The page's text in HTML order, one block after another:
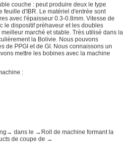
couche : peut produire deux le type
feuille d'IBR. Le matériel d'entrée sont
avec l'épaisseur 0.3-0.8mm. Vitesse de
le dispositif préhaveur et les doubles
marché et stable. Très utilisé dans la
la Bolivie. Nous pouvons
de PPGI et de GI. Nous connaissons un
mettre les bobines avec la machine
:
dans le →Roll de machine formant la
de coupe de →